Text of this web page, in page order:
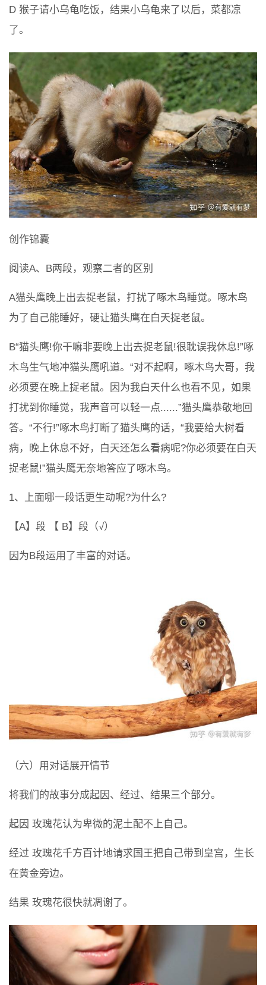
D 猴子请小乌龟吃饭，结果小乌龟来了以后，菜都凉
了。
创作锦囊
阅读A、B两段，观察二者的区别
A猫头鹰晚上出去捉老鼠，打扰了啄木鸟睡觉。啄木鸟
为了自己能睡好，硬让猫头鹰在白天捉老鼠。
B“猫头鹰!你干嘛非要晚上出去捉老鼠!很耽误我休息!”啄
木鸟生气地冲猫头鹰吼道。“对不起啊，啄木鸟大哥，我
必须要在晚上捉老鼠。因为我白天什么也看不见，如果
打扰到你睡觉，我声音可以轻一点......”猫头鹰恭敬地回
答。“不行!”啄木鸟打断了猫头鹰的话，“我要给大树看
病，晚上休息不好，白天还怎么看病呢?你必须要在白天
捉老鼠!”猫头鹰无奈地答应了啄木鸟。
1、上面哪一段话更生动呢?为什么?
【A】段 【 B】段（√）
因为B段运用了丰富的对话。
（六）用对话展开情节
将我们的故事分成起因、经过、结果三个部分。
起因 玫瑰花认为卑微的泥土配不上自己。
经过 玫瑰花千方百计地请求国王把自己带到皇宫，生长
在黄金旁边。
结果 玫瑰花很快就凋谢了。